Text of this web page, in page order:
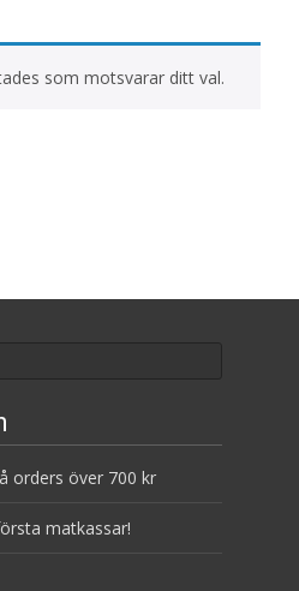
som motsvarar ditt val.
orders över 700 kr
matkassar!